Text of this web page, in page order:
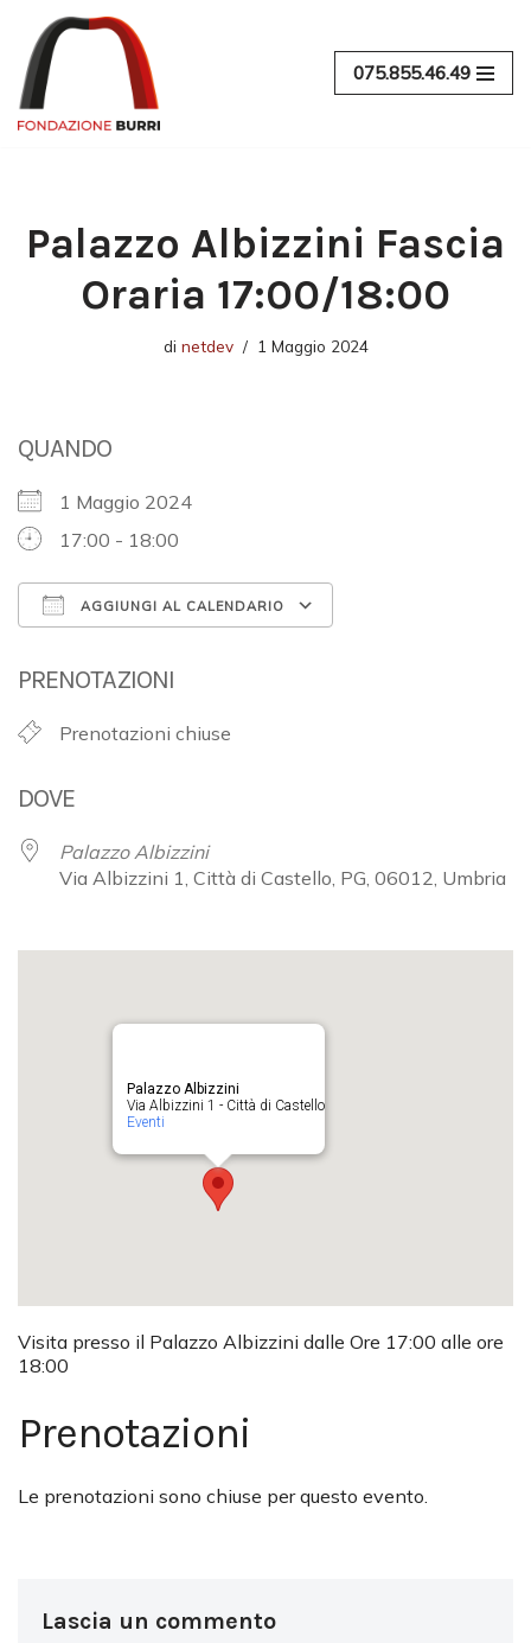
Vai
al
contenuto
075.855.46.49
Palazzo Albizzini Fascia
Oraria 17:00/18:00
di netdev 1 Maggio 2024
QUANDO
1 Maggio 2024
17:00 - 18:00
AGGIUNGI AL CALENDARIO
PRENOTAZIONI
Prenotazioni chiuse
DOVE
Palazzo Albizzini
Via Albizzini 1, Città di Castello, PG, 06012, Umbria
Palazzo Albizzini
Via Albizzini 1 - Città di Castello
Eventi
Visita presso il Palazzo Albizzini dalle Ore 17:00 alle ore
18:00
Prenotazioni
Le prenotazioni sono chiuse per questo evento.
Lascia un commento